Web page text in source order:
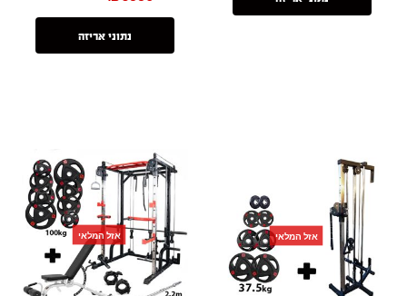
נתוני אריזה
אזל המלאי אזל המלאי